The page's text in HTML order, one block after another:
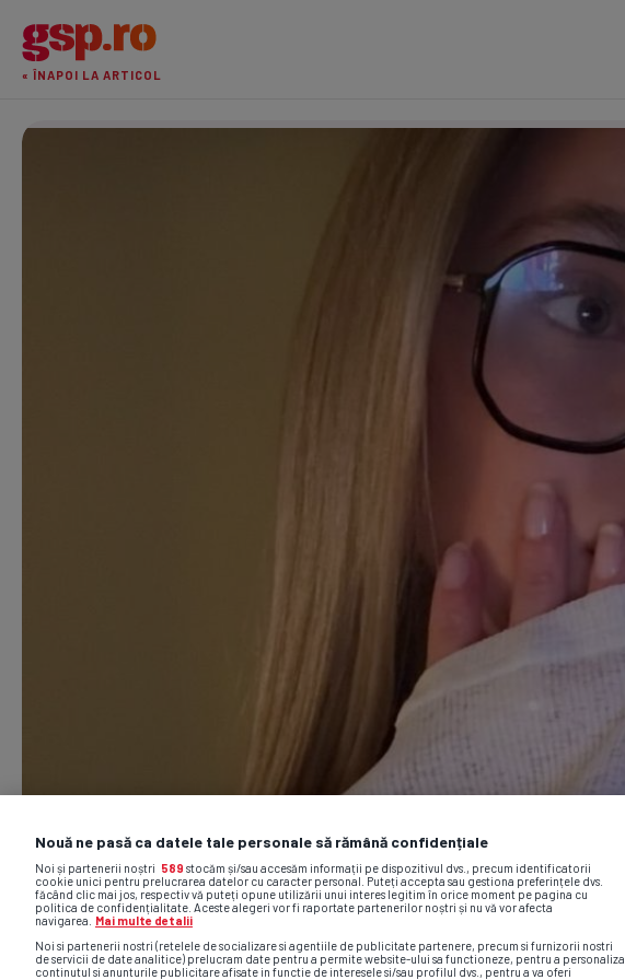
« ÎNAPOI LA ARTICOL
Nouă ne pasă ca datele tale personale să rămână confidențiale
Noi și partenerii noștri 589 stocăm și/sau accesăm informații pe dispozitivul dvs., precum identificatorii
cookie unici pentru prelucrarea datelor cu caracter personal. Puteți accepta sau gestiona preferințele dvs.
făcând clic mai jos, respectiv vă puteți opune utilizării unui interes legitim în orice moment pe pagina cu
politica de confidențialitate. Aceste alegeri vor fi raportate partenerilor noștri și nu vă vor afecta
navigarea.
Mai multe detalii
Noi si partenerii nostri (retelele de socializare si agentiile de publicitate partenere, precum si furnizorii nostri
de servicii de date analitice) prelucram date pentru a permite website-ului sa functioneze, pentru a personaliza
continutul si anunturile publicitare afisate in functie de interesele si/sau profilul dvs., pentru a va oferi